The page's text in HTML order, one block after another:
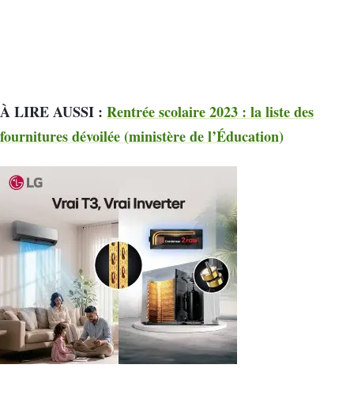
À LIRE AUSSI : Rentrée scolaire 2023 : la liste des
fournitures dévoilée (ministère de l’Éducation)